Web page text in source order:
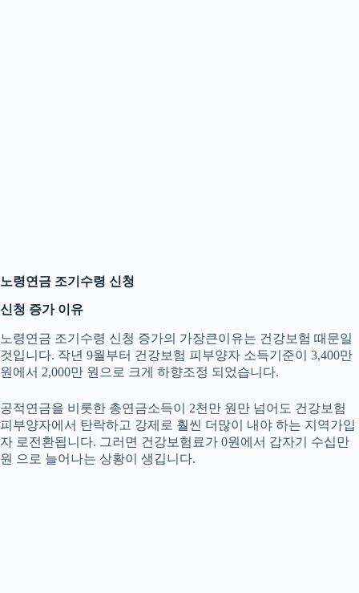
노령연금 조기수령 신청
신청 증가 이유
노령연금 조기수령 신청 증가의 가장큰이유는 건강보험 때문일
것입니다. 작년 9월부터 건강보험 피부양자 소득기준이 3,400만
원에서 2,000만 원으로 크게 하향조정 되었습니다.
공적연금을 비롯한 총연금소득이 2천만 원만 넘어도 건강보험
피부양자에서 탄락하고 강제로 훨씬 더많이 내야 하는 지역가입
자 로전환됩니다. 그러면 건강보험료가 0원에서 갑자기 수십만
원 으로 늘어나는 상황이 생깁니다.